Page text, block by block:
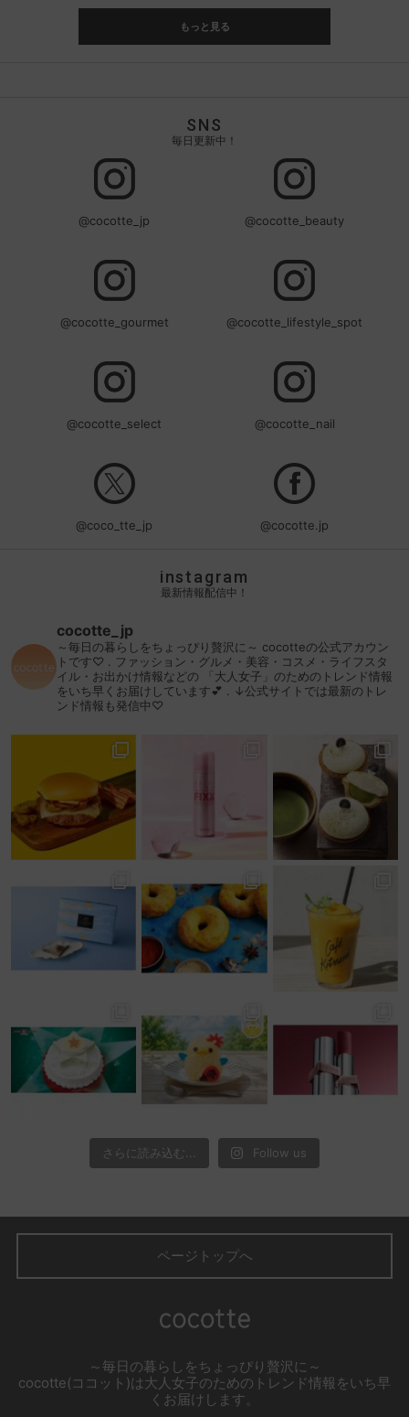
もっと見る
SNS
毎日更新中！
@cocotte_jp @cocotte_beauty
@cocotte_gourmet @cocotte_lifestyle_spot
@cocotte_select @cocotte_nail
@coco_tte_jp @cocotte.jp
instagram
最新情報配信中！
cocotte_jp
～毎日の暮らしをちょっぴり贅沢に～ cocotteの公式アカウン
トです♡
ファッション・グルメ・美容・コスメ・ライフスタ
イル・お出かけ情報などの 「大人女子」のためのトレンド情報
をいち早くお届けしています💕
↓公式サイトでは最新のトレ
ンド情報も発信中♡
さらに読み込む... Follow us
ページトップへ
～毎日の暮らしをちょっぴり贅沢に～
cocotte(ココット)は大人女子のためのトレンド情報をいち早
くお届けします。